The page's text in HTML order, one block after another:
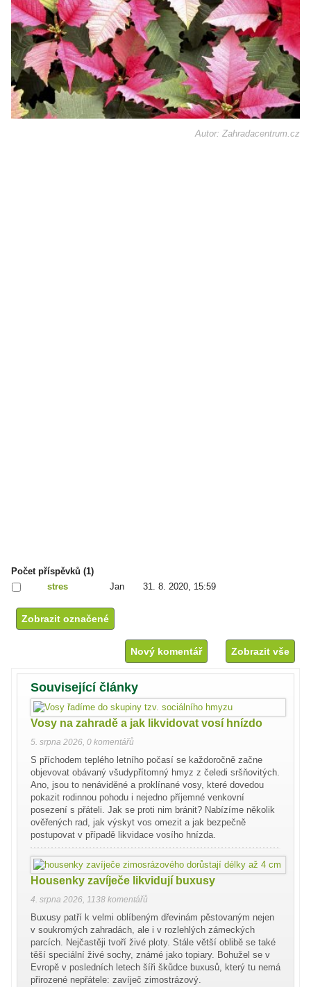
Autor: Zahradacentrum.cz
Počet příspěvků (1)
stres
Jan 31. 8. 2020, 15:59
Nový komentář Zobrazit vše
Související články
Vosy na zahradě a jak likvidovat vosí hnízdo
5. srpna 2026, 0 komentářů
S příchodem teplého letního počasí se každoročně začne
objevovat obávaný všudypřítomný hmyz z čeledi sršňovitých.
Ano, jsou to nenáviděné a proklínané vosy, které dovedou
pokazit rodinnou pohodu i nejedno příjemné venkovní
posezení s přáteli. Jak se proti nim bránit? Nabízíme několik
ověřených rad, jak výskyt vos omezit a jak bezpečně
postupovat v případě likvidace vosího hnízda.
Housenky zavíječe likvidují buxusy
4. srpna 2026, 1138 komentářů
Buxusy patří k velmi oblíbeným dřevinám pěstovaným nejen
v soukromých zahradách, ale i v rozlehlých zámeckých
parcích. Nejčastěji tvoří živé ploty. Stále větší oblibě se také
těší speciální živé sochy, známé jako topiary. Bohužel se v
Evropě v posledních letech šíři škůdce buxusů, který tu nemá
přirozené nepřátele: zavíječ zimostrázový.